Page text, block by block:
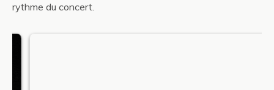
rythme du concert.